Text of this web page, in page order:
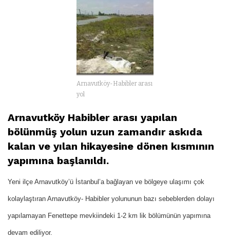
Arnavutköy-Habibler arası
yol
Arnavutköy Habibler arası yapılan
bölünmüş yolun uzun zamandır askıda
kalan ve yılan hikayesine dönen kısmının
yapımına başlanıldı.
Yeni ilçe Arnavutköy’ü İstanbul’a bağlayan ve bölgeye ulaşımı çok
kolaylaştıran Arnavutköy- Habibler yolununun bazı sebeblerden dolayı
yapılamayan Fenettepe mevkiindeki 1-2 km lik bölümünün yapımına
devam ediliyor.